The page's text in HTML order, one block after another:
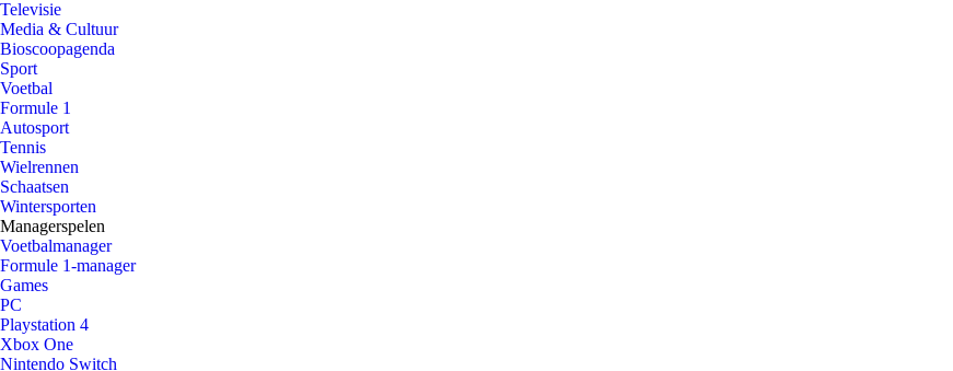
Televisie
Media & Cultuur
Bioscoopagenda
Sport
Voetbal
Formule 1
Autosport
Tennis
Wielrennen
Schaatsen
Wintersporten
Managerspelen
Voetbalmanager
Formule 1-manager
Games
PC
Playstation 4
Xbox One
Nintendo Switch